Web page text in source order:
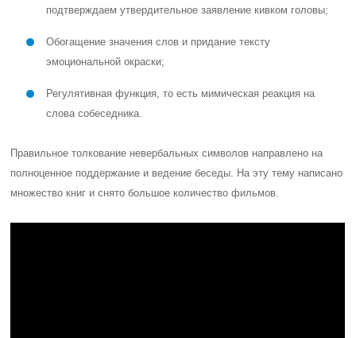
подтверждаем утвердительное заявление кивком головы;
Обогащение значения слов и придание тексту
эмоциональной окраски;
Регулятивная функция, то есть мимическая реакция на
слова собеседника.
Правильное толкование невербальных символов направлено на
полноценное поддержание и ведение беседы. На эту тему написано
множество книг и снято большое количество фильмов.